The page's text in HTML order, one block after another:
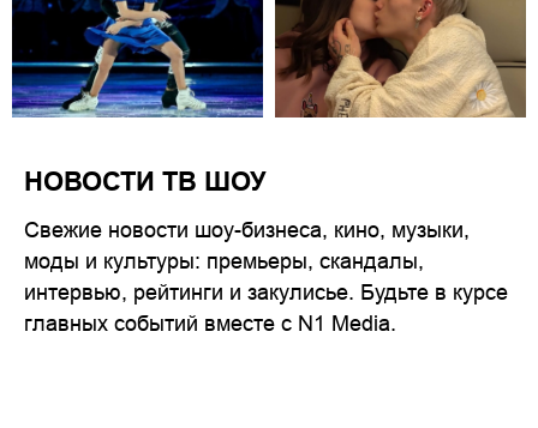
НОВОСТИ ТВ ШОУ
Свежие новости шоу-бизнеса, кино, музыки,
моды и культуры: премьеры, скандалы,
интервью, рейтинги и закулисье. Будьте в курсе
главных событий вместе с N1 Media.